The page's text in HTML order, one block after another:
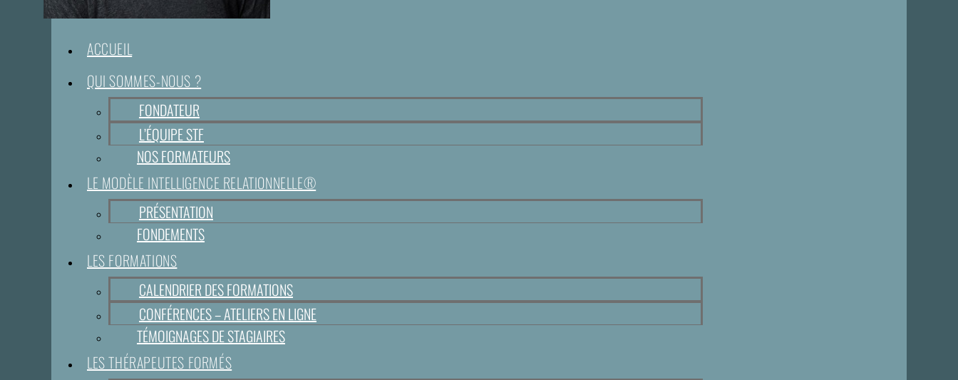
ACCUEIL
QUI SOMMES-NOUS ?
FONDATEUR
L’ÉQUIPE STF
NOS FORMATEURS
LE MODÈLE INTELLIGENCE RELATIONNELLE®
PRÉSENTATION
FONDEMENTS
LES FORMATIONS
CALENDRIER DES FORMATIONS
CONFÉRENCES – ATELIERS EN LIGNE
TÉMOIGNAGES DE STAGIAIRES
LES THÉRAPEUTES FORMÉS